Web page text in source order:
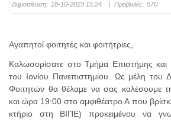
Δημοσίευση: 18-10-2023 15:24 | Προβολές: 570
Αγαπητοί φοιτητές και φοιτήτριες
Καλωσορίσατε στο Τμήμα Επιστήμης και
του Ιονίου Πανεπιστημίου. Ως μέλη του
Φοιτητών θα θέλαμε να σας καλέσουμε
και ώρα 19:00στο αμφιθέατροΑ που
κτήριο στη ΒΙΠΕ)προκειμένου να